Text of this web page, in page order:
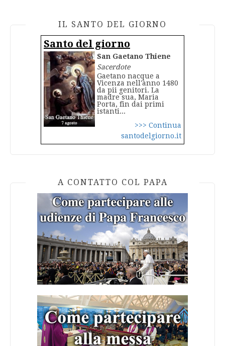
IL SANTO DEL GIORNO
Santo del giorno
San Gaetano Thiene
Sacerdote
Gaetano nacque a
Vicenza nell'anno 1480
da pii genitori. La
madre sua, Maria
Porta, fin dai primi
istanti...
>>> Continua
santodelgiorno.it
A CONTATTO COL PAPA